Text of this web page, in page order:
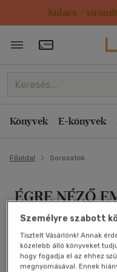
Kulacs /
Törzsvásárlói
Könyvek E-könyvek
Főoldal Sorozatok
ÉGRE NÉZŐ
Szűrés
Összes
Ezotéria
Nyelv szerint
Ár szerint
500 Ft - 2500 Ft
Szűrés
Rendezés
Relevancia
Kiadás éve szerint
Ár szerint növekvő
Eladott
Cím szerint A-Z
Szerző szerint A-Z
Megjelenítés
Személyre szabott
Tisztelt Vásárlónk! Annak
közelebb álló könyveket
hogy fogadja el az ehhez
megnyomásával. Ennek